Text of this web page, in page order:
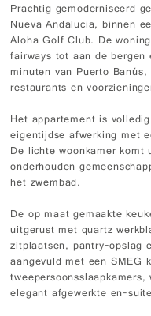
Prachtig gemoderniseerd
Nueva Andalucia, binnen
Aloha Golf Club. De
fairways tot aan de
minuten van Puerto
restaurants en
Het appartement is
eigentijdse afwerking met
De lichte woonkamer
onderhouden
het zwembad.
De op maat gemaakte
uitgerust met quartz
zitplaatsen, pantry-opslag
aangevuld met een SMEG
elegant afgewerkte en-